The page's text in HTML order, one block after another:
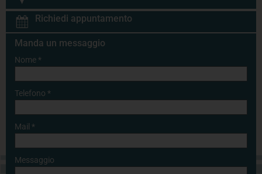
Richiedi appuntamento
Manda un messaggio
Nome*
Telefono *
Mail *
Messaggio